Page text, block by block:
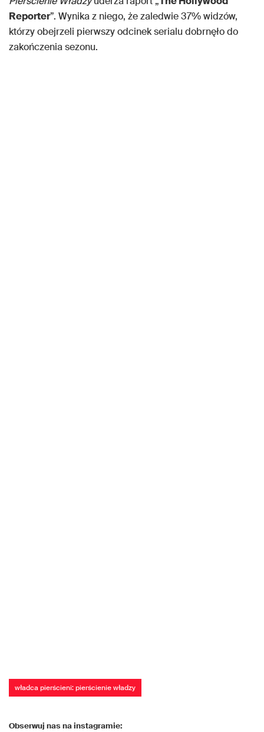
Reporter”. Wynika z niego, że zaledwie 37% widzów,
którzy obejrzeli pierwszy odcinek serialu dobrnęło do
zakończenia sezonu.
władca pierścieni: pierścienie władzy
Obserwuj nas na instagramie: